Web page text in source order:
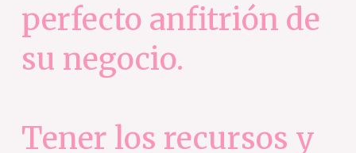
perfecto anfitrión de
su negocio.
Tener los recursos y